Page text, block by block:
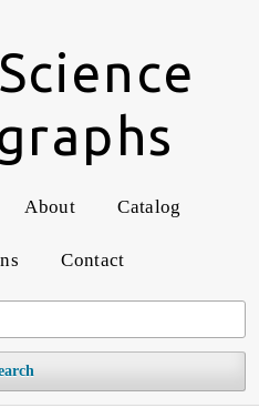
About Catalog
Contact